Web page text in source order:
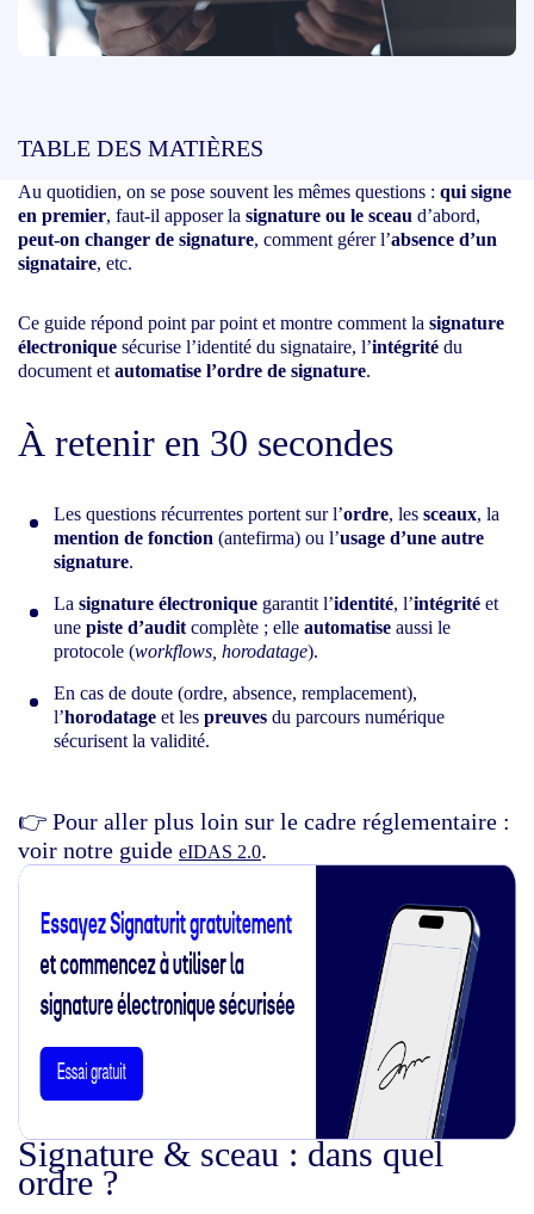
TABLE DES MATIÈRES
Au quotidien, on se pose souvent les mêmes questions : qui signe
en premier, faut‑il apposer la signature ou le sceau d’abord,
peut‑on changer de signature, comment gérer l’absence d’un
signataire, etc.
Ce guide répond point par point et montre comment la signature
électronique sécurise l’identité du signataire, l’intégrité du
document et automatise l’ordre de signature.
À retenir en 30 secondes
Les questions récurrentes portent sur l’ordre, les sceaux, la
mention de fonction (antefirma) ou l’usage d’une autre
signature.
La signature électronique garantit l’identité, l’intégrité et
une piste d’audit complète ; elle automatise aussi le
protocole (workflows, horodatage).
En cas de doute (ordre, absence, remplacement),
l’horodatage et les preuves du parcours numérique
sécurisent la validité.
👉 Pour aller plus loin sur le cadre réglementaire :
voir notre guide eIDAS 2.0.
Signature & sceau : dans quel
ordre ?